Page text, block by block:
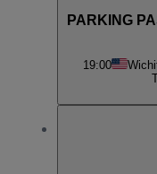
PARKING
19:00